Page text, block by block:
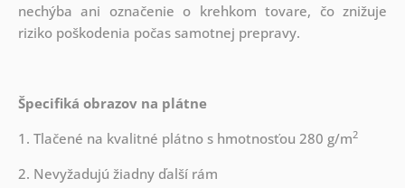
nechýba ani označenie o krehkom tovare, čo znižuje
riziko poškodenia počas samotnej prepravy.
Špecifiká obrazov na plátne
1. Tlačené na kvalitné plátno s hmotnosťou 280 g/m2
2. Nevyžadujú žiadny ďalší rám